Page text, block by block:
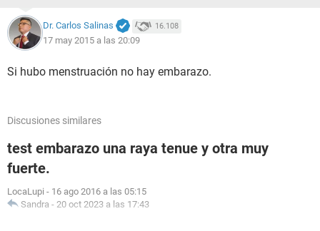
Dr. Carlos Salinas 16.108
17 may 2015 a las 20:09
Si hubo menstruación no hay embarazo.
Discusiones similares
test embarazo una raya tenue y otra muy
fuerte.
LocaLupi - 16 ago 2016 a las 05:15
Sandra - 20 oct 2023 a las 17:43